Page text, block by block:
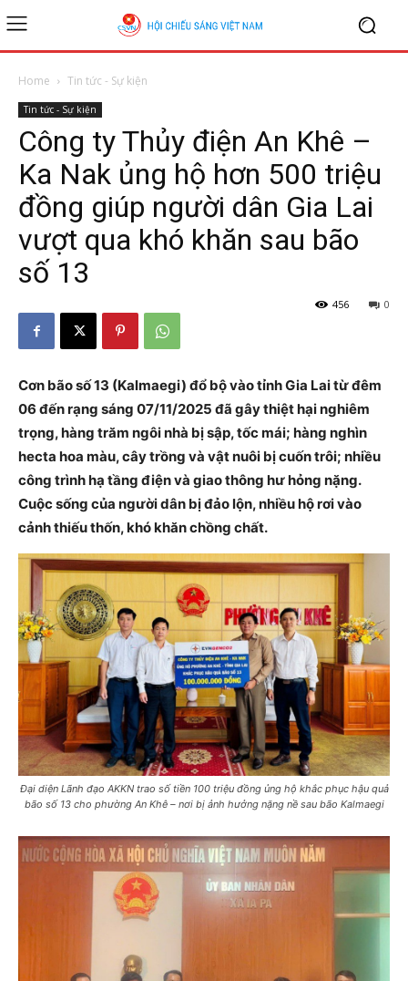
Home Tin tức - Sự kiện
Tin tức - Sự kiện
Công ty Thủy điện An Khê –
Ka Nak ủng hộ hơn 500 triệu
đồng giúp người dân Gia Lai
vượt qua khó khăn sau bão
số 13
0
456
Cơn bão số 13 (Kalmaegi) đổ bộ vào tỉnh Gia Lai từ đêm
06 đến rạng sáng 07/11/2025 đã gây thiệt hại nghiêm
trọng, hàng trăm ngôi nhà bị sập, tốc mái; hàng nghìn
hecta hoa màu, cây trồng và vật nuôi bị cuốn trôi; nhiều
công trình hạ tầng điện và giao thông hư hỏng nặng.
Cuộc sống của người dân bị đảo lộn, nhiều hộ rơi vào
cảnh thiếu thốn, khó khăn chồng chất.
Đại diện Lãnh đạo AKKN trao số tiền 100 triệu đồng ủng hộ khắc phục hậu quả
bão số 13 cho phường An Khê – nơi bị ảnh hưởng nặng nề sau bão Kalmaegi